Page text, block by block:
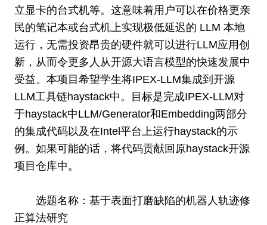
立显卡的台式机等。这意味着用户可以在价格更亲
民的笔记本或台式机上实现极低延迟的 LLM 本地
运行，无需投资昂贵的硬件就可以进行LLM应用创
新，从而令更多人从开源大语言模型的快速发展中
受益。本项目希望学生将IPEX-LLM集成到开源
LLM工具链haystack中。目标是完成IPEX-LLM对
于haystack中LLM/Generator和Embedding两部分
的集成代码以及在Intel平台上运行haystack的示
例。如果可能的话，将代码贡献回原haystack开源
项目仓库中。
选题名称：基于表面打磨缺陷的机器人轨迹修
正算法研究